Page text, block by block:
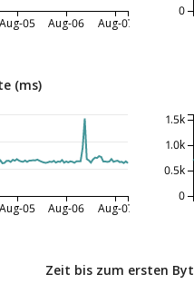
Aug-05 Aug-06 Aug-07
0
(ms)
Aug-05 Aug-06 Aug-07
0
0.5k
1.0k
1.5k
Zeit bis zum ersten